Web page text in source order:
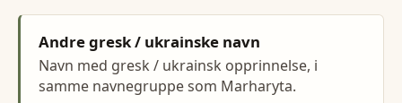
Andre gresk / ukrainske navn
Navn med gresk / ukrainsk opprinnelse, i
samme navnegruppe som Marharyta.